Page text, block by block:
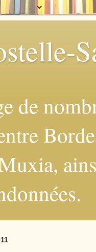
de